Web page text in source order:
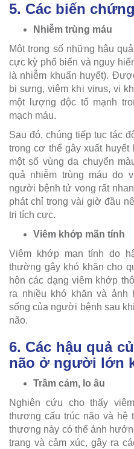
5. Các biến
Nhiễm trùng máu
Một trong số những hậu
cực kỳ phổ biến và nguy
là nhiễm khuẩn huyết).
bị sưng, viêm khi virus, vi
một lượng độc tố mạnh
mạch máu.
Sau đó, chúng tiếp tục tác
trong cơ thể gây xuất huyết
một số vùng da chuyển
quả nhiễm trùng máu do
người bệnh tử vong rất
phát chỉ trong vài giờ đầu
trị tích cực.
Viêm khớp mãn tính
Viêm khớp mạn tính do
thường gây khó khăn cho
hôn các dạng viêm khớp
ra nhiều khó khăn và
sống của người bệnh sau
não.
6. Các hậu quả
não ở người lớn
Trầm cảm, lo âu
Nghiên cứu cho thấy
thương cấu trúc não và hệ
thương này có thể ảnh
trạng và cảm xúc, gây ra